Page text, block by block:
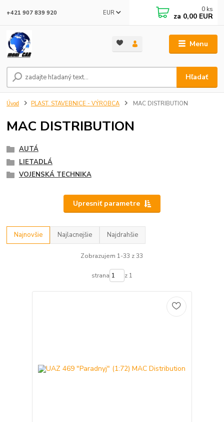
Menu
EUR
Hľadať
+421 907 839 920 0 ks
za 0,00 EUR
Úvod PLAST. STAVEBNICE - VÝROBCA MAC DISTRIBUTION
MAC DISTRIBUTION
AUTÁ
LIETADLÁ
VOJENSKÁ TECHNIKA
Upresniť parametre
Najnovšie Najlacnejšie Najdrahšie
Zobrazujem 1-33 z 33
strana z 1